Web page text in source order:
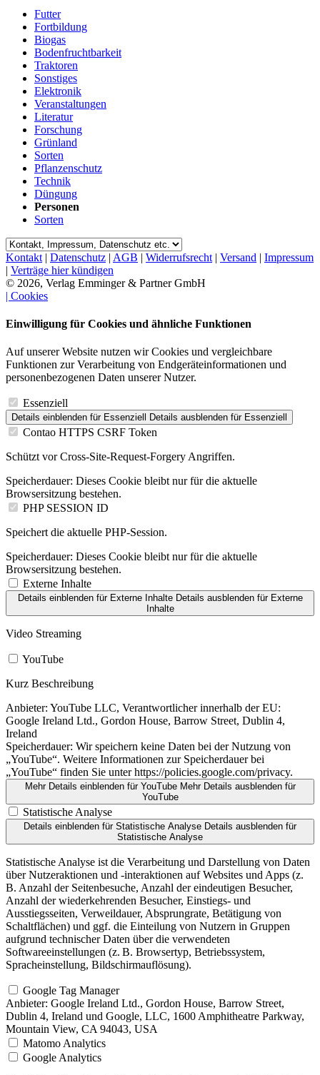
Futter
Fortbildung
Biogas
Bodenfruchtbarkeit
Traktoren
Sonstiges
Elektronik
Veranstaltungen
Literatur
Forschung
Grünland
Sorten
Pflanzenschutz
Technik
Düngung
Personen
Sorten
Kontakt | Datenschutz | AGB | Widerrufsrecht | Versand | Impressum
| Verträge hier kündigen
© 2026, Verlag Emminger & Partner GmbH
| Cookies
Einwilligung für Cookies und ähnliche Funktionen
Auf unserer Website nutzen wir Cookies und vergleichbare
Funktionen zur Verarbeitung von Endgeräteinformationen und
personenbezogenen Daten unserer Nutzer.
Essenziell
Details einblenden für Essenziell Details ausblenden für Essenziell
Contao HTTPS CSRF Token
Schützt vor Cross-Site-Request-Forgery Angriffen.
Speicherdauer: Dieses Cookie bleibt nur für die aktuelle
Browsersitzung bestehen.
PHP SESSION ID
Speichert die aktuelle PHP-Session.
Speicherdauer: Dieses Cookie bleibt nur für die aktuelle
Browsersitzung bestehen.
Externe Inhalte
Details einblendenfür Externe Inhalte Details ausblendenfür Externe
Inhalte
Video Streaming
YouTube
Kurz Beschreibung
Anbieter: YouTube LLC, Verantwortlicher innerhalb der EU:
Google Ireland Ltd., Gordon House, Barrow Street, Dublin 4,
Ireland
Speicherdauer: Wir speichern keine Daten bei der Nutzung von
„YouTube“. Weitere Informationen zur Speicherdauer bei
„YouTube“ finden Sie unter https://policies.google.com/privacy.
Mehr Details einblendenfür YouTube Mehr Details ausblendenfür
YouTube
Statistische Analyse
Details einblenden für Statistische Analyse Details ausblenden für
Statistische Analyse
Statistische Analyse ist die Verarbeitung und Darstellung von Daten
über Nutzeraktionen und -interaktionen auf Websites und Apps (z.
B. Anzahl der Seitenbesuche, Anzahl der eindeutigen Besucher,
Anzahl der wiederkehrenden Besucher, Einstiegs- und
Ausstiegsseiten, Verweildauer, Absprungrate, Betätigung von
Schaltflächen) und ggf. die Einteilung von Nutzern in Gruppen
aufgrund technischer Daten über die verwendeten
Softwareeinstellungen (z. B. Browsertyp, Betriebssystem,
Spracheinstellung, Bildschirmauflösung).
Google Tag Manager
Anbieter: Google Ireland Ltd., Gordon House, Barrow Street,
Dublin 4, Ireland und Google, LLC, 1600 Amphitheatre Parkway,
Mountain View, CA 94043, USA
Matomo Analytics
Google Analytics